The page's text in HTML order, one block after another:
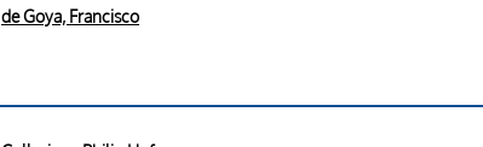
de Goya, Francisco